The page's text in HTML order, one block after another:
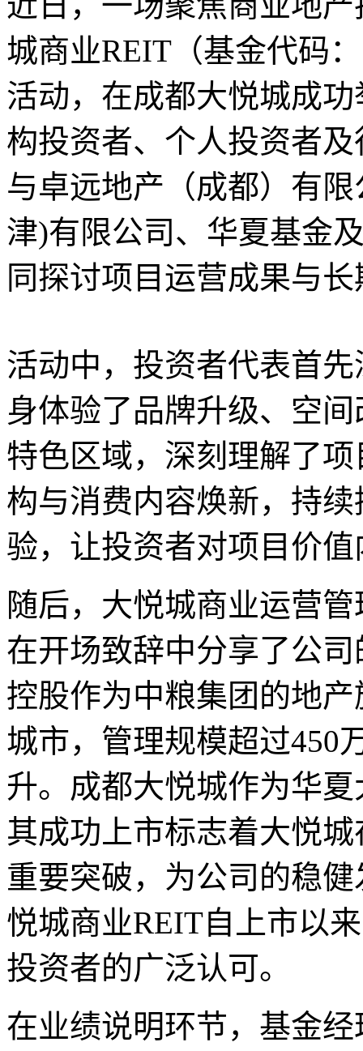
城商业REIT（基金代码
活动，在成都大悦城成
构投资者、个人投资者
与卓远地产（成都）有
津)有限公司、华夏基金
同探讨项目运营成果与
活动中，投资者代表首
身体验了品牌升级、空
特色区域，深刻理解了
构与消费内容焕新，持
验，让投资者对项目价
随后，大悦城商业运营
在开场致辞中分享了公
控股作为中粮集团的地
城市，管理规模超过450
升。成都大悦城作为华
其成功上市标志着大悦
重要突破，为公司的稳
悦城商业REIT自上市以
投资者的广泛认可。
在业绩说明环节，基金